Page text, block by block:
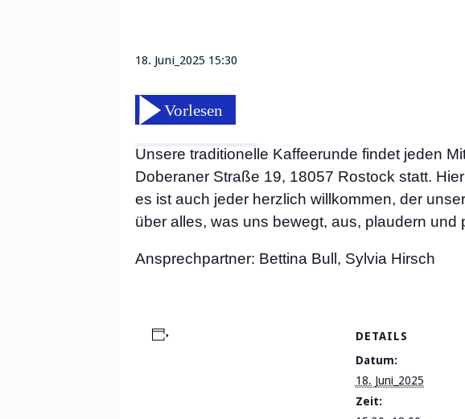
18. Juni_2025 15:30
Unsere traditionelle Kaffeerunde findet jeden
Doberaner Straße 19, 18057 Rostock statt.
es ist auch jeder herzlich willkommen, der
über alles, was uns bewegt, aus, plaudern
Ansprechpartner: Bettina Bull, Sylvia Hirsch
DETAILS
Datum:
18. Juni_2025
Zeit: